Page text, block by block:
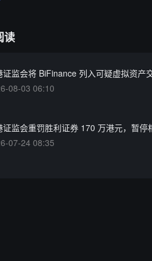
读
证监会将 BiFinance 列入可疑虚拟资产
08-03 06:10
证监会重罚胜利证券 170 万港元，暂停
07-24 08:35